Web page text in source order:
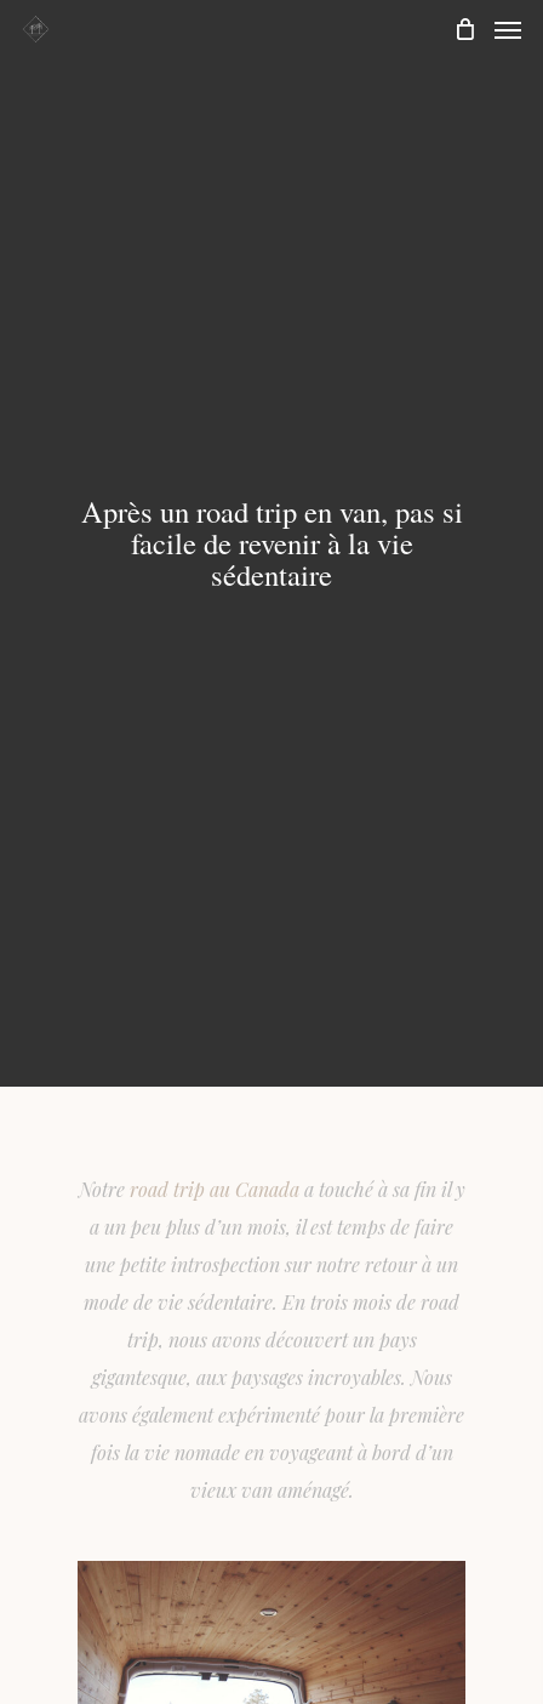
Skip
Après un road trip en van, pas si
facile de revenir à la vie
sédentaire
Notre road trip au Canadaa touché à sa fin il y
a un peu plus d’un mois, il est temps de faire
une petite introspection sur notre retour à un
mode de vie sédentaire. En trois mois de road
trip, nous avons découvert un pays
gigantesque, aux paysages incroyables. Nous
avons également expérimenté pour la première
fois la vie nomade en voyageant à bord d’un
vieux van aménagé.